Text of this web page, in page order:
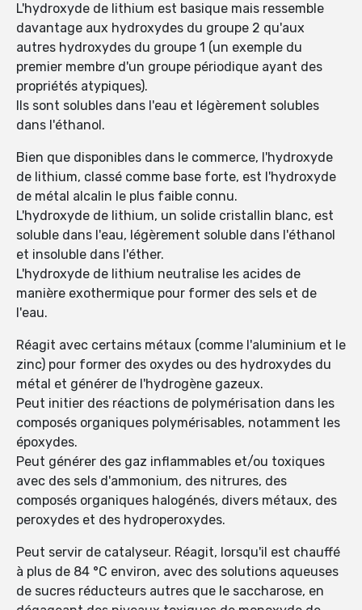
L'hydroxyde de lithium est basique mais ressemble
davantage aux hydroxydes du groupe 2 qu'aux
autres hydroxydes du groupe 1 (un exemple du
premier membre d'un groupe périodique ayant des
propriétés atypiques).
Ils sont solubles dans l'eau et légèrement solubles
dans l'éthanol.
Bien que disponibles dans le commerce, l'hydroxyde
de lithium, classé comme base forte, est l'hydroxyde
de métal alcalin le plus faible connu.
L'hydroxyde de lithium, un solide cristallin blanc, est
soluble dans l'eau, légèrement soluble dans l'éthanol
et insoluble dans l'éther.
L'hydroxyde de lithium neutralise les acides de
manière exothermique pour former des sels et de
l'eau.
Réagit avec certains métaux (comme l'aluminium et le
zinc) pour former des oxydes ou des hydroxydes du
métal et générer de l'hydrogène gazeux.
Peut initier des réactions de polymérisation dans les
composés organiques polymérisables, notamment les
époxydes.
Peut générer des gaz inflammables et/ou toxiques
avec des sels d'ammonium, des nitrures, des
composés organiques halogénés, divers métaux, des
peroxydes et des hydroperoxydes.
Peut servir de catalyseur. Réagit, lorsqu'il est chauffé
à plus de 84 °C environ, avec des solutions aqueuses
de sucres réducteurs autres que le saccharose, en